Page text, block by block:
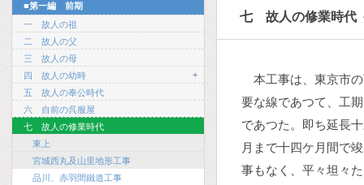
■第一編 前期
一 故人の祖
二 故人の父
三 故人の母
四 故人の幼時
+
五 故人の奉公時代
六 自前の呉服屋
七 故人の修業時代
東上
宮城西丸及山里地形工事
品川、赤羽間鐵道工事
七 故人の修業時代
本工事は、東京市
要な線であつて、工
であつた。即ち延長
月まで十四ケ月間で
事もなく、平々坦々